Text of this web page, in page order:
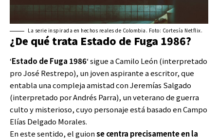
La serie inspirada en hechos reales de Colombia. Foto: Cortesía Netflix.
¿De qué trata Estado de Fuga 1986?
‘Estado de Fuga 1986‘ sigue a Camilo León (interpretado
pro José Restrepo), un joven aspirante a escritor, que
entabla una compleja amistad con Jeremías Salgado
(interpretado por Andrés Parra), un veterano de guerra
culto y misterioso, cuyo personaje está basado en Campo
Elías Delgado Morales.
En este sentido, el guionse centra precisamente en la